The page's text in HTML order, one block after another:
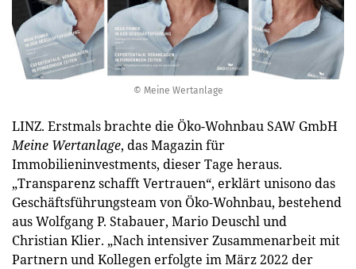
© Meine Wertanlage
LINZ. Erstmals brachte die Öko-Wohnbau SAW GmbH
Meine Wertanlage, das Magazin für
Immobilieninvestments, dieser Tage heraus.
„Transparenz schafft Vertrauen“, erklärt unisono das
Geschäftsführungsteam von Öko-Wohnbau, bestehend
aus Wolfgang P. Stabauer, Mario Deuschl und
Christian Klier. „Nach intensiver Zusammenarbeit mit
Partnern und Kollegen erfolgte im März 2022 der